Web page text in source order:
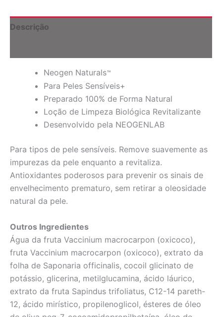
oz)
quantidade
Descrição
Neogen Naturals™
Para Peles Sensíveis+
Preparado 100% de Forma Natural
Loção de Limpeza Biológica Revitalizante
Desenvolvido pela NEOGENLAB
Para tipos de pele sensíveis. Remove suavemente as
impurezas da pele enquanto a revitaliza.
Antioxidantes poderosos para prevenir os sinais de
envelhecimento prematuro, sem retirar a oleosidade
natural da pele.
Outros Ingredientes
Água da fruta Vaccinium macrocarpon (oxicoco),
fruta Vaccinium macrocarpon (oxicoco), extrato da
folha de Saponaria officinalis, cocoil glicinato de
potássio, glicerina, metilglucamina, ácido láurico,
extrato da fruta Sapindus trifoliatus, C12-14 pareth-
12, ácido mirístico, propilenoglicol, ésteres de óleo